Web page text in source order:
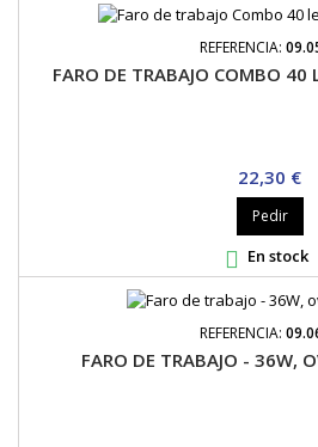
REFERENCIA:
FARO DE TRABAJO COMBO
Precio
22,30 €
Pedir
 En stock
REFERENCIA:
FARO DE TRABAJO - 36W,